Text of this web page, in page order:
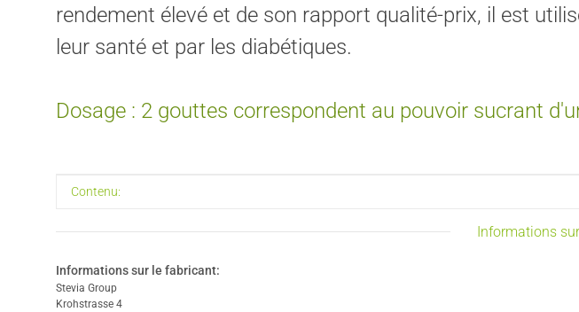
rendement élevé et de son rapport qualité-prix, il est
leur santé et par les diabétiques.
Dosage : 2 gouttes correspondent au pouvoir sucrant
#productDetails.itemInformation#
#productDetails.itemValue#
Contenu:
Informations
Informations sur le fabricant:
Stevia Group
Krohstrasse 4